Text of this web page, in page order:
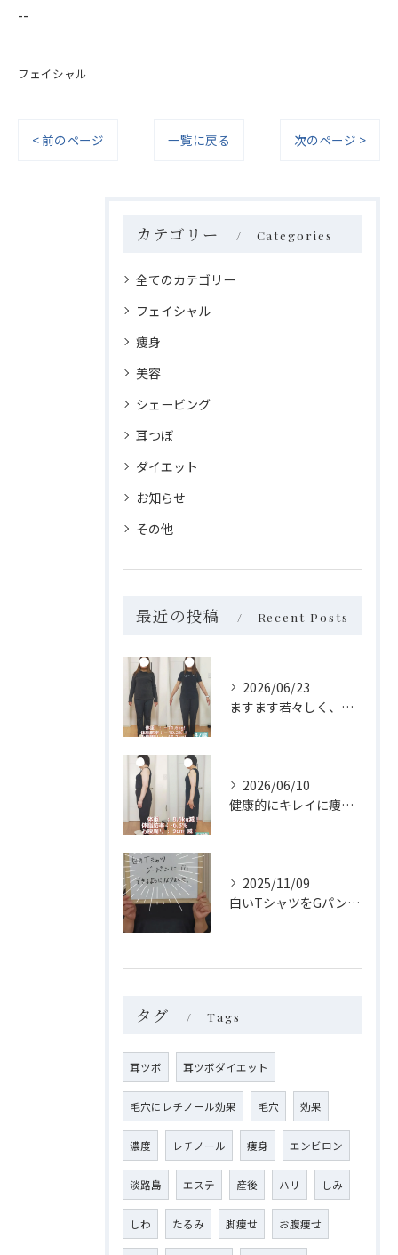
--
フェイシャル
< 前のページ 一覧に戻る 次のページ >
カテゴリー Categories
全てのカテゴリー
フェイシャル
痩身
美容
シェービング
耳つぼ
ダイエット
お知らせ
その他
最近の投稿 Recent Posts
2026/06/23
ますます若々しく、自分らしく✨
2026/06/10
健康的にキレイに痩せられました✨
2025/11/09
白いTシャツをGパンにinできるようになりました‼
タグ Tags
耳ツボ 耳ツボダイエット
毛穴にレチノール効果 毛穴 効果
濃度 レチノール 痩身 エンビロン
淡路島 エステ 産後 ハリ しみ
しわ たるみ 脚痩せ お腹痩せ